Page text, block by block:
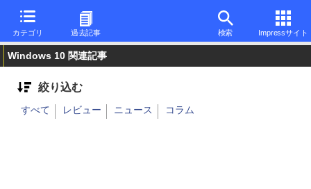
カテゴリ 過去記事 検索 Impressサイト
Windows 10 関連記事
絞り込む
すべて レビュー ニュース コラム